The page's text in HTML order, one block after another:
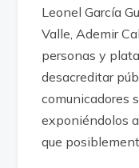
Leonel García
Valle, Ademir
personas y
desacreditar
comunicadores
exponiéndolos
que